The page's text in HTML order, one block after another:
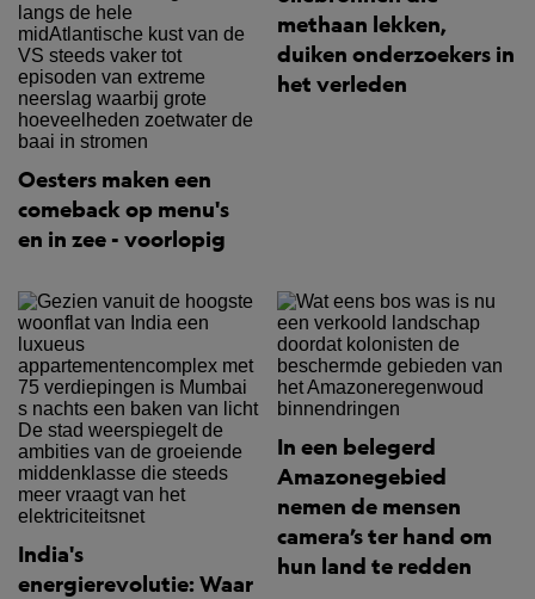
Oesters maken een
comeback op menu's
en in zee - voorlopig
methaan lekken,
duiken onderzoekers in
het verleden
India's
energierevolutie: Waar
In een belegerd
Amazonegebied
nemen de mensen
camera’s ter hand om
hun land te redden